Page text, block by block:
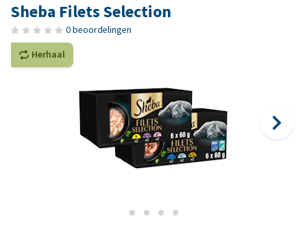
Sheba Filets Selection
0 beoordelingen
Herhaal